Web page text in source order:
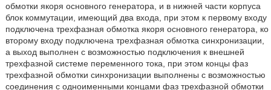
обмотки якоря основного генератора, и в нижней части корпуса
блок коммутации, имеющий два входа, при этом к первому входу
подключена трехфазная обмотка якоря основного генератора, ко
второму входу подключена трехфазная обмотка синхронизации,
а выход выполнен с возможностью подключения к внешней
трехфазной системе переменного тока, при этом концы фаз
трехфазной обмотки синхронизации выполнены с возможностью
соединения с одноименными концами фаз трехфазной обмотки